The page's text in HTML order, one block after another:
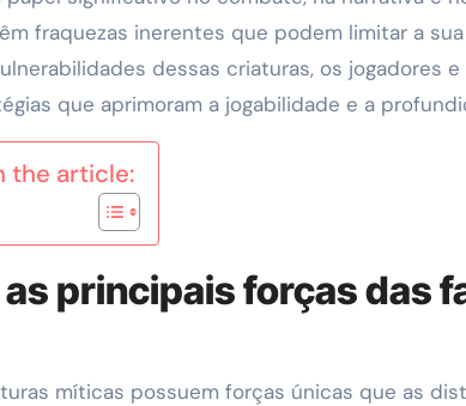
fraquezas inerentes que podem limitar a
dessas criaturas, os jogadores
que aprimoram a jogabilidade e a
the article:
as principais forças das
míticas possuem forças únicas que as